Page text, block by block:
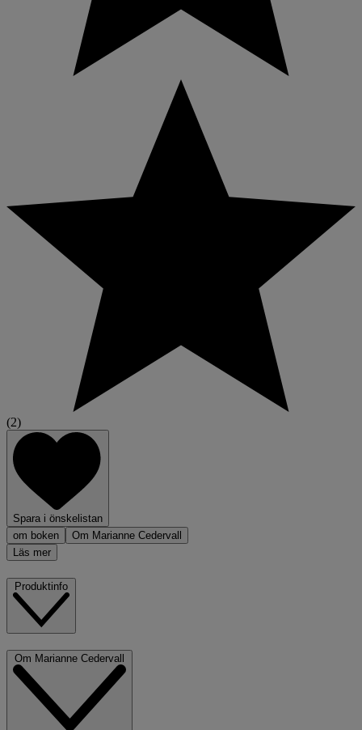
(2)
Spara i önskelistan
om boken
Om Marianne Cedervall
Läs mer